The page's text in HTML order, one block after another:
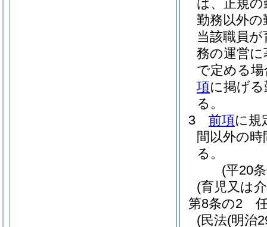
は、正規
勤務以外
当該職員
務の運営
で定める
項に掲げ
る。
3
前項に規
間以外の
る。
(平20
(育児又は
第8条の2
(民法(明治